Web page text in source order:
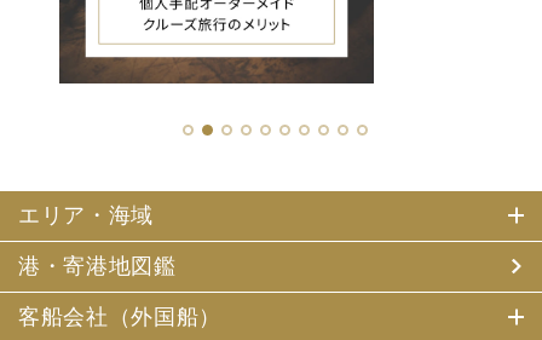
1 2 3 4 5 6 7 8 9 10
エリア・海域
港・寄港地図鑑
客船会社（外国船）